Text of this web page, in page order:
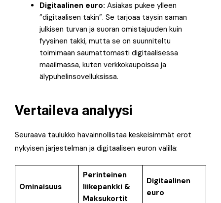
Digitaalinen euro: Asiakas pukee ylleen
”digitaalisen takin”. Se tarjoaa täysin saman
julkisen turvan ja suoran omistajuuden kuin
fyysinen takki, mutta se on suunniteltu
toimimaan saumattomasti digitaalisessa
maailmassa, kuten verkkokaupoissa ja
älypuhelinsovelluksissa.
Vertaileva analyysi
Seuraava taulukko havainnollistaa keskeisimmät erot
nykyisen järjestelmän ja digitaalisen euron välillä:
Ominaisuus
Perinteinen
liikepankki &
Maksukortit
Digitaalinen
euro